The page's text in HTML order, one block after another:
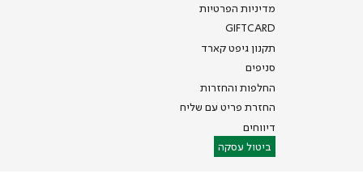
מדיניות הפרטיות
GIFTCARD
תקנון גיפט קארד
סניפים
החלפות והחזרות
החזרת פריט עם שליח
דיווחים
ביטול עסקה